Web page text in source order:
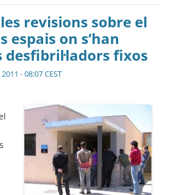
revisions sobre el
espais on s’han
desfibril·ladors fixos
- 08:07 CEST